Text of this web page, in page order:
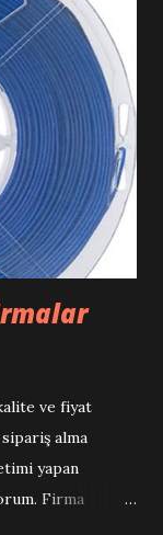
ve fiyat
alma
yapan
Firma